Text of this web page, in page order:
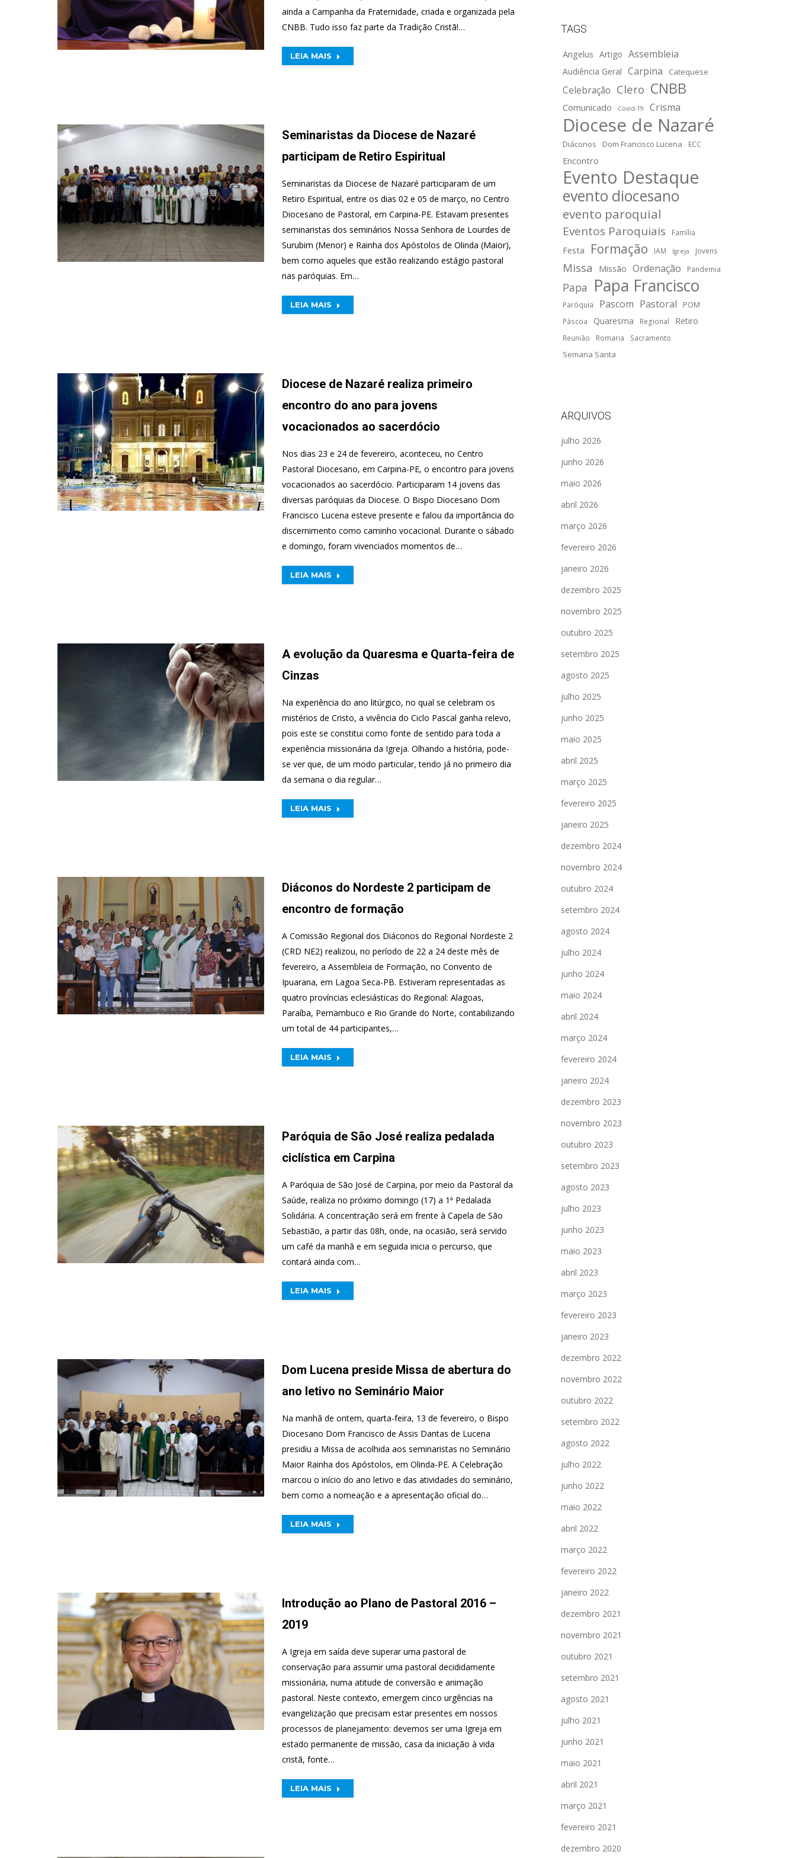
ainda a Campanha da Fraternidade, criada e organizada pela
CNBB. Tudo isso faz parte da Tradição Cristã!…
LEIA MAIS
Seminaristas da Diocese de Nazaré
participam de Retiro Espiritual
Seminaristas da Diocese de Nazaré participaram de um
Retiro Espiritual, entre os dias 02 e 05 de março, no Centro
Diocesano de Pastoral, em Carpina-PE. Estavam presentes
seminaristas dos seminários Nossa Senhora de Lourdes de
Surubim (Menor) e Rainha dos Apóstolos de Olinda (Maior),
bem como aqueles que estão realizando estágio pastoral
nas paróquias. Em…
LEIA MAIS
Diocese de Nazaré realiza primeiro
encontro do ano para jovens
vocacionados ao sacerdócio
Nos dias 23 e 24 de fevereiro, aconteceu, no Centro
Pastoral Diocesano, em Carpina-PE, o encontro para jovens
vocacionados ao sacerdócio. Participaram 14 jovens das
diversas paróquias da Diocese. O Bispo Diocesano Dom
Francisco Lucena esteve presente e falou da importância do
discernimento como caminho vocacional. Durante o sábado
e domingo, foram vivenciados momentos de…
LEIA MAIS
A evolução da Quaresma e Quarta-feira de
Cinzas
Na experiência do ano litúrgico, no qual se celebram os
mistérios de Cristo, a vivência do Ciclo Pascal ganha relevo,
pois este se constitui como fonte de sentido para toda a
experiência missionária da Igreja. Olhando a história, pode-
se ver que, de um modo particular, tendo já no primeiro dia
da semana o dia regular…
LEIA MAIS
Diáconos do Nordeste 2 participam de
encontro de formação
A Comissão Regional dos Diáconos do Regional Nordeste 2
(CRD NE2) realizou, no período de 22 a 24 deste mês de
fevereiro, a Assembleia de Formação, no Convento de
Ipuarana, em Lagoa Seca-PB. Estiveram representadas as
quatro províncias eclesiásticas do Regional: Alagoas,
Paraíba, Pernambuco e Rio Grande do Norte, contabilizando
um total de 44 participantes,…
LEIA MAIS
Paróquia de São José realiza pedalada
ciclística em Carpina
A Paróquia de São José de Carpina, por meio da Pastoral da
Saúde, realiza no próximo domingo (17) a 1ª Pedalada
Solidária. A concentração será em frente à Capela de São
Sebastião, a partir das 08h, onde, na ocasião, será servido
um café da manhã e em seguida inicia o percurso, que
contará ainda com…
LEIA MAIS
Dom Lucena preside Missa de abertura do
ano letivo no Seminário Maior
Na manhã de ontem, quarta-feira, 13 de fevereiro, o Bispo
Diocesano Dom Francisco de Assis Dantas de Lucena
presidiu a Missa de acolhida aos seminaristas no Seminário
Maior Rainha dos Apóstolos, em Olinda-PE. A Celebração
marcou o início do ano letivo e das atividades do seminário,
bem como a nomeação e a apresentação oficial do…
LEIA MAIS
Introdução ao Plano de Pastoral 2016 –
2019
A Igreja em saída deve superar uma pastoral de
conservação para assumir uma pastoral decididamente
missionária, numa atitude de conversão e animação
pastoral. Neste contexto, emergem cinco urgências na
evangelização que precisam estar presentes em nossos
processos de planejamento: devemos ser uma Igreja em
estado permanente de missão, casa da iniciação à vida
cristã, fonte…
LEIA MAIS
TAGS
Angelus Artigo Assembleia
Audiência Geral Carpina Catequese
Celebração Clero CNBB
Comunicado Covid-19 Crisma
Diocese de Nazaré
Diáconos Dom Francisco Lucena ECC
Encontro
Evento Destaque
evento diocesano
evento paroquial
Eventos Paroquiais Família
Festa Formação IAM Igreja Jovens
Missa Missão Ordenação Pandemia
Papa Papa Francisco
Paróquia Pascom Pastoral POM
Páscoa Quaresma Regional Retiro
Reunião Romaria Sacramento
Semana Santa
ARQUIVOS
julho 2026
junho 2026
maio 2026
abril 2026
março 2026
fevereiro 2026
janeiro 2026
dezembro 2025
novembro 2025
outubro 2025
setembro 2025
agosto 2025
julho 2025
junho 2025
maio 2025
abril 2025
março 2025
fevereiro 2025
janeiro 2025
dezembro 2024
novembro 2024
outubro 2024
setembro 2024
agosto 2024
julho 2024
junho 2024
maio 2024
abril 2024
março 2024
fevereiro 2024
janeiro 2024
dezembro 2023
novembro 2023
outubro 2023
setembro 2023
agosto 2023
julho 2023
junho 2023
maio 2023
abril 2023
março 2023
fevereiro 2023
janeiro 2023
dezembro 2022
novembro 2022
outubro 2022
setembro 2022
agosto 2022
julho 2022
junho 2022
maio 2022
abril 2022
março 2022
fevereiro 2022
janeiro 2022
dezembro 2021
novembro 2021
outubro 2021
setembro 2021
agosto 2021
julho 2021
junho 2021
maio 2021
abril 2021
março 2021
fevereiro 2021
dezembro 2020